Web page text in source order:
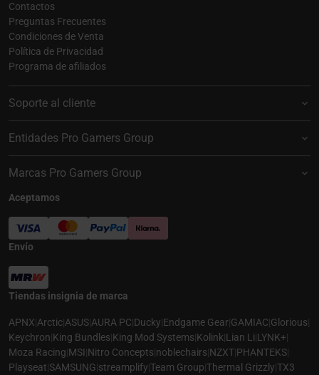
Contactos
Preguntas Frecuentes
Condiciones de Venta
Política de Privacidad
Programa de afiliados
Soporte al cliente
Entidades Pro Gamers Group
Marcas Pro Gamers Group
Aceptamos
Envío
Tiendas insignia de marca
APNX|Arctic|ASUS|AURA PC|Ducky|Endgame Gear|GAMIAC|Glorious|
Keychron|King Bundles|King Mod Systems|Kolink|Lian Li|LYNK+|
Moza Racing|MSI|Nitro Concepts|noblechairs|NZXT|PHANTEKS|
Playseat|SAMSUNG|streamplify|Team Group|Thermal Grizzly|TX3